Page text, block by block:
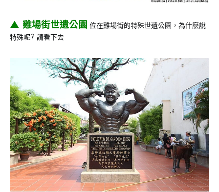
▲ 雞場街世遺公園 位在雞場街的特殊世遺公園，為什麼說
特殊呢? 請看下去